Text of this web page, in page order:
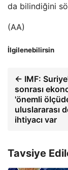
da bilindiğini
(AA)
İlgilenebilirsin
← IMF:
sonrası
'önemli
uluslararası
ihtiyacı var
Tavsiye